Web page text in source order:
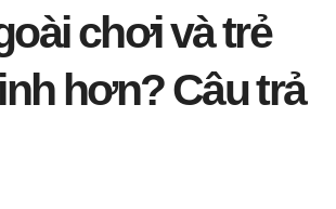
chơi và trẻ
hơn? Câu trả